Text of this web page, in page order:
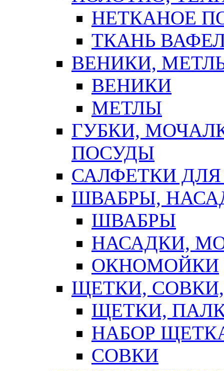
НЕТКАНОЕ
ТКАНЬ
ВЕНИКИ,
ВЕНИКИ
МЕТЛЫ
ГУБКИ,
ПОСУДЫ
САЛФЕТКИ
ШВАБРЫ,
ШВАБРЫ
НАСАДКИ,
ОКНОМОЙКИ
ЩЕТКИ,
ЩЕТКИ,
НАБОР
СОВКИ